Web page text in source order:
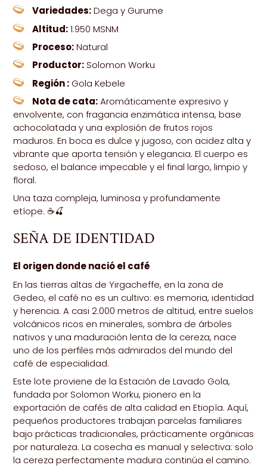
Variedades:Dega y Gurume
Altitud:1.950 MSNM
Proceso:Natural
Productor:Solomon Worku
Región: Gola Kebele
Nota de cata:Aromáticamente expresivo y
envolvente, con fragancia enzimática intensa, base
achocolatada y una explosión de frutos rojos
maduros. En boca es dulce y jugoso, con acidez alta y
vibrante que aporta tensión y elegancia. El cuerpo es
sedoso, el balance impecable y el final largo, limpio y
floral.
Una taza compleja, luminosa y profundamente
etíope. ☕🍒
SEÑA DE IDENTIDAD
El origen donde nació el café
En las tierras altas de Yirgacheffe, en la zona de
Gedeo, el café no es un cultivo: es memoria, identidad
y herencia. A casi 2.000 metros de altitud, entre suelos
volcánicos ricos en minerales, sombra de árboles
nativos y una maduración lenta de la cereza, nace
uno de los perfiles más admirados del mundo del
café de especialidad.
Este lote proviene de la Estación de Lavado Gola,
fundada por Solomon Worku, pionero en la
exportación de cafés de alta calidad en Etiopía. Aquí,
pequeños productores trabajan parcelas familiares
bajo prácticas tradicionales, prácticamente orgánicas
por naturaleza. La cosecha es manual y selectiva: solo
la cereza perfectamente madura continúa el camino.